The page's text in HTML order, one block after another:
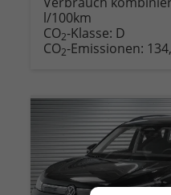
anfordernDatei,
Fahrzeugexposé
drucken
drucken,
oder
vergleichen
l/100km
CO2-Klasse: D
CO2-Emissionen: